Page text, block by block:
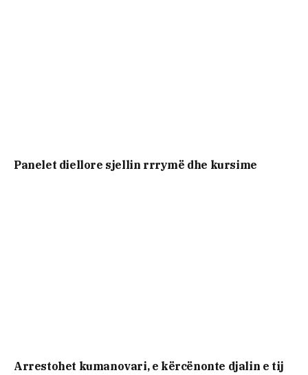
Panelet diellore sjellin rrrymë dhe kursime
Arrestohet kumanovari, e kërcënonte djalin e tij